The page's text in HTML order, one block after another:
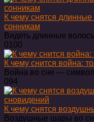
К чему снятся
сонникам
Видеть длинные
0100
К чему снится война:
Война во сне —
094
К чему снятся
Воздушные шары во